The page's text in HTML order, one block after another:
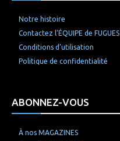
Notre histoire
Contactez l’ÉQUIPE de FUGUES
Conditions d’utilisation
Politique de confidentialité
ABONNEZ-VOUS
À nos MAGAZINES